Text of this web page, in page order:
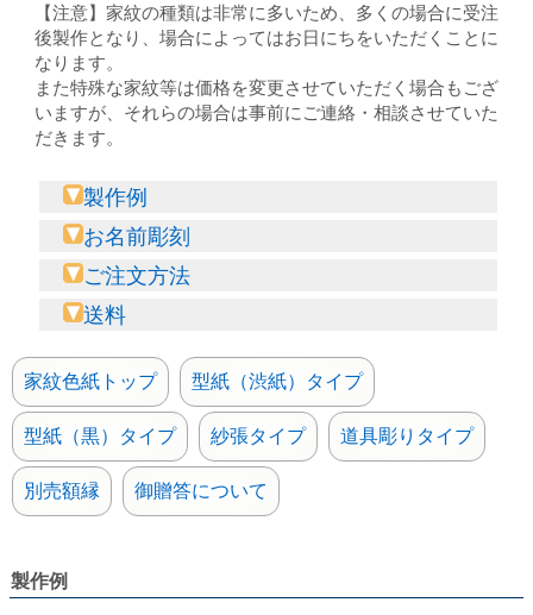
【注意】家紋の種類は非常に多いため、多くの場合に受注
後製作となり、場合によってはお日にちをいただくことに
なります。
また特殊な家紋等は価格を変更させていただく場合もござ
いますが、それらの場合は事前にご連絡・相談させていた
だきます。
製作例
お名前彫刻
ご注文方法
送料
家紋色紙トップ 型紙（渋紙）タイプ
型紙（黒）タイプ 紗張タイプ 道具彫りタイプ
別売額縁 御贈答について
製作例